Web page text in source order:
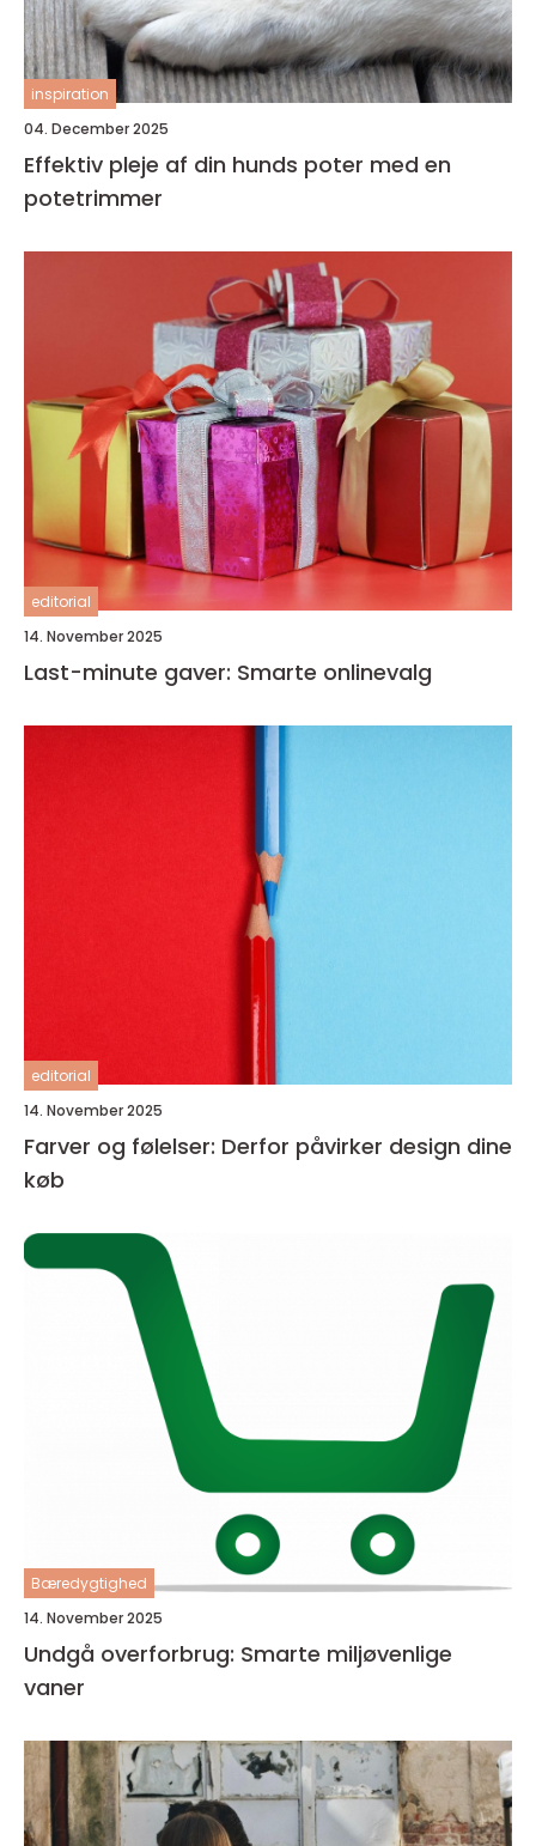
inspiration
04. December 2025
Effektiv pleje af din hunds poter med en
potetrimmer
editorial
14. November 2025
Last-minute gaver: Smarte onlinevalg
editorial
14. November 2025
Farver og følelser: Derfor påvirker design dine
køb
Bæredygtighed
14. November 2025
Undgå overforbrug: Smarte miljøvenlige
vaner